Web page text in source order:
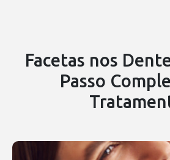
Facetas nos
Passo